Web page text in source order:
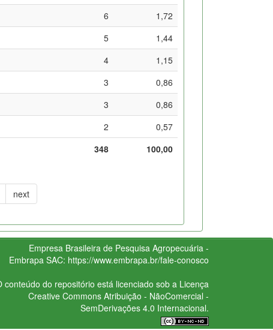
6
1,72
5
1,44
4
1,15
3
0,86
3
0,86
2
0,57
348
100,00
next
Empresa Brasileira de Pesquisa Agropecuária -
Embrapa SAC: https://www.embrapa.br/fale-conosco
conteúdo do repositório está licenciado sob a Licença
Creative CommonsAtribuição - NãoComercial -
SemDerivações 4.0 Internacional.